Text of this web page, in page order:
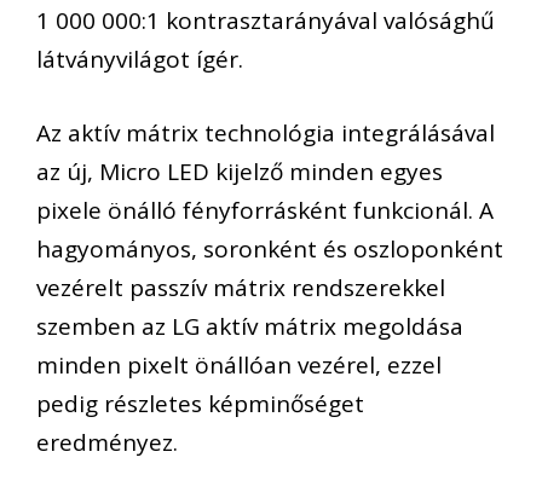
1 000 000:1 kontrasztarányával valósághű
látványvilágot ígér.
Az aktív mátrix technológia integrálásával
az új, Micro LED kijelző minden egyes
pixele önálló fényforrásként funkcionál. A
hagyományos, soronként és oszloponként
vezérelt passzív mátrix rendszerekkel
szemben az LG aktív mátrix megoldása
minden pixelt önállóan vezérel, ezzel
pedig részletes képminőséget
eredményez.